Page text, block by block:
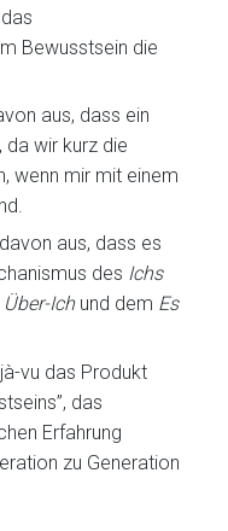
Bewusstsein die
aus, dass ein
da wir kurz die
wenn mir mit einem
aus, dass es
des Ichs
Über-Ichund dem Es
vu das Produkt
das
Erfahrung
zu Generation